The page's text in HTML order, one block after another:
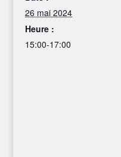
26 mai 2024
Heure :
15:00-17:00